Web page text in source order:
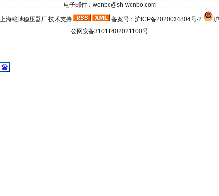
电子邮件：wenbo@sh-wenbo.com
上海稳博稳压器厂 技术支持 备案号： 沪ICP备2020034804号-2
沪
公网安备31011402021100号